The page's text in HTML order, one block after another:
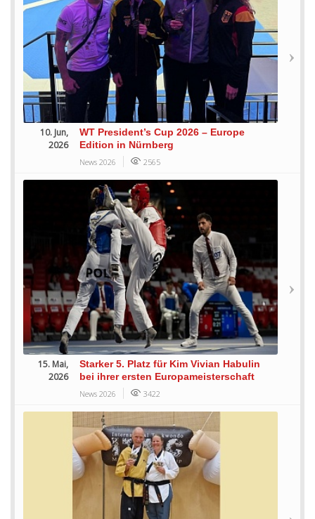
10. Jun,
2026
WT President’s Cup 2026 – Europe
Edition in Nürnberg
News 2026 2565
15. Mai,
2026
Starker 5. Platz für Kim Vivian Habulin
bei ihrer ersten Europameisterschaft
News 2026 3422